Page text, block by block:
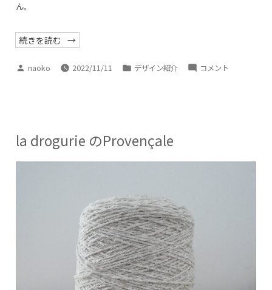
ん。
続きを読む “La
Provence
ー
タ
投
naoko 2022/11/11
カ
デザイン紹介
La
コメント
la drogurie のProvençale